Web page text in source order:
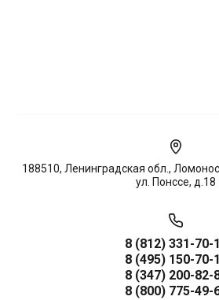
188510, Ленинградская обл.,
ул. Понссе, д.18
8 (812) 331-70-
8 (495) 150-70-
8 (347) 200-82-
8 (800) 775-49-